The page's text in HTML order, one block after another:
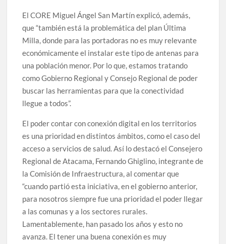
El CORE Miguel Ángel San Martín explicó, además,
que “también está la problemática del plan Última
Milla, donde para las portadoras no es muy relevante
económicamente el instalar este tipo de antenas para
una población menor. Por lo que, estamos tratando
como Gobierno Regional y Consejo Regional de poder
buscar las herramientas para que la conectividad
llegue a todos”.
El poder contar con conexión digital en los territorios
es una prioridad en distintos ámbitos, como el caso del
acceso a servicios de salud. Así lo destacó el Consejero
Regional de Atacama, Fernando Ghiglino, integrante de
la Comisión de Infraestructura, al comentar que
“cuando partió esta iniciativa, en el gobierno anterior,
para nosotros siempre fue una prioridad el poder llegar
a las comunas y a los sectores rurales.
Lamentablemente, han pasado los años y esto no
avanza. El tener una buena conexión es muy